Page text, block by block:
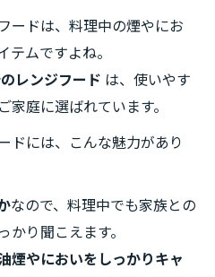
ードは、料理中の煙やにお
テムですよね。
レンジフード は、使いやす
家庭に選ばれています。
ドには、こんな魅力があり
なので、料理中でも家族との
かり聞こえます。
煙やにおいをしっかりキャ